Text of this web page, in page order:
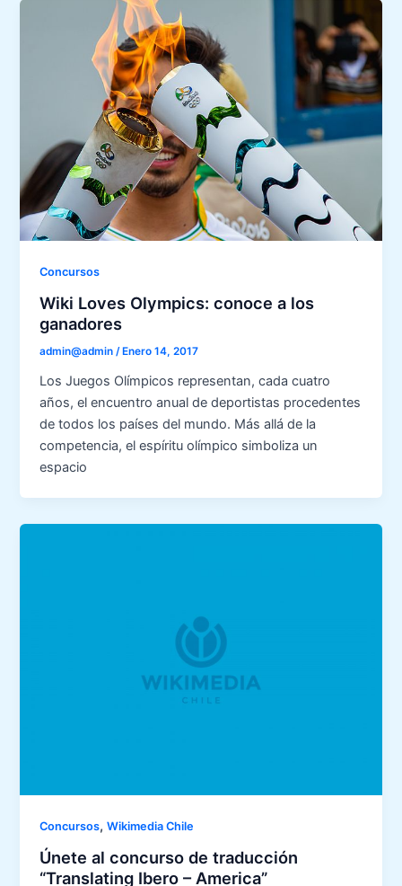
Concursos
Wiki Loves Olympics: conoce a los
ganadores
admin@admin /Enero 14, 2017
Los Juegos Olímpicos representan, cada cuatro
años, el encuentro anual de deportistas procedentes
de todos los países del mundo. Más allá de la
competencia, el espíritu olímpico simboliza un
espacio
Concursos,Wikimedia Chile
Únete al concurso de traducción
“Translating Ibero – America”